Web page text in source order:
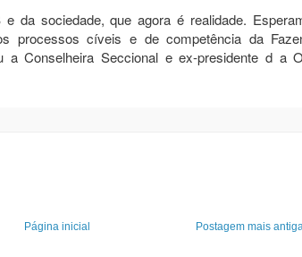
da sociedade, que agora é realidade.
processos cíveis e de competência da
a Conselheira Seccional e ex-presidente d a
Postagem mais antiga
Página inicial